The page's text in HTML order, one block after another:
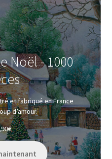
Noël - 1000
et fabriqué en France
d’amour.
€